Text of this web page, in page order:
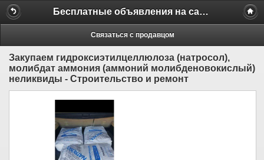
Бесплатные объявления на сайте MILAMO.ru
Связаться с продавцом
Закупаем гидроксиэтилцеллюлоза (натросол),
молибдат аммония (аммоний молибденовокислый)
неликвиды - Строительство и ремонт